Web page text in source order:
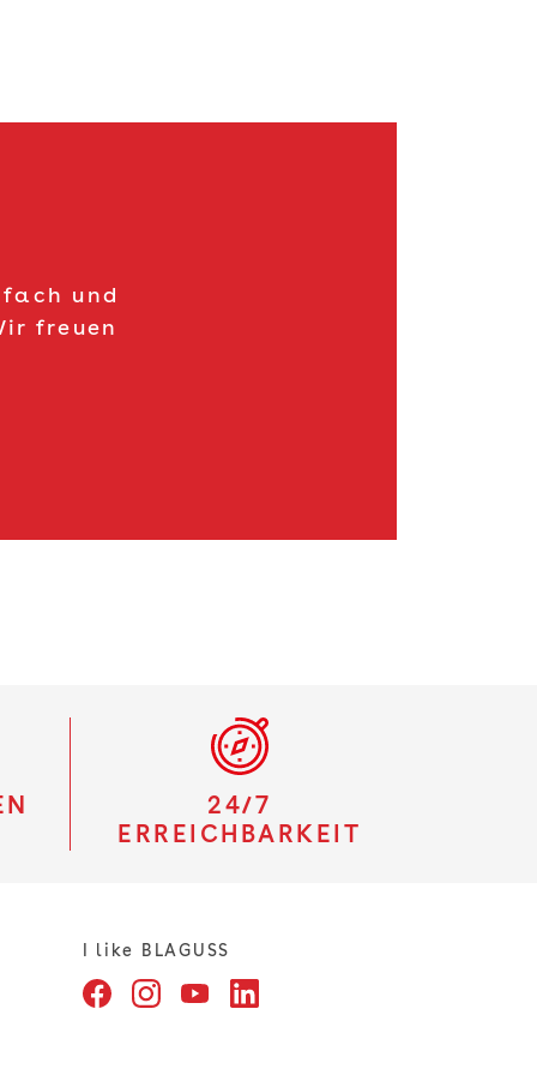
und
freuen
24/7
ERREICHBARKEIT
I like BLAGUSS